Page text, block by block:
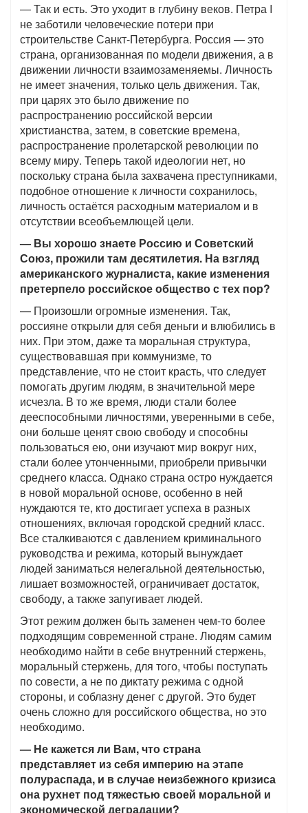
— Так и есть. Это уходит в глубину веков. Петра I
не заботили человеческие потери при
строительстве Санкт-Петербурга. Россия — это
страна, организованная по модели движения, а в
движении личности взаимозаменяемы. Личность
не имеет значения, только цель движения. Так,
при царях это было движение по
распространению российской версии
христианства, затем, в советские времена,
распространение пролетарской революции по
всему миру. Теперь такой идеологии нет, но
поскольку страна была захвачена преступниками,
подобное отношение к личности сохранилось,
личность остаётся расходным материалом и в
отсутствии всеобъемлющей цели.
— Вы хорошо знаете Россию и Советский
Союз, прожили там десятилетия. На взгляд
американского журналиста, какие изменения
претерпело российское общество с тех пор?
— Произошли огромные изменения. Так,
россияне открыли для себя деньги и влюбились в
них. При этом, даже та моральная структура,
существовавшая при коммунизме, то
представление, что не стоит красть, что следует
помогать другим людям, в значительной мере
исчезла. В то же время, люди стали более
дееспособными личностями, уверенными в себе,
они больше ценят свою свободу и способны
пользоваться ею, они изучают мир вокруг них,
стали более утонченными, приобрели привычки
среднего класса. Однако страна остро нуждается
в новой моральной основе, особенно в ней
нуждаются те, кто достигает успеха в разных
отношениях, включая городской средний класс.
Все сталкиваются с давлением криминального
руководства и режима, который вынуждает
людей заниматься нелегальной деятельностью,
лишает возможностей, ограничивает достаток,
свободу, а также запугивает людей.
Этот режим должен быть заменен чем-то более
подходящим современной стране. Людям самим
необходимо найти в себе внутренний стержень,
моральный стержень, для того, чтобы поступать
по совести, а не по диктату режима с одной
стороны, и соблазну денег с другой. Это будет
очень сложно для российского общества, но это
необходимо.
— Не кажется ли Вам, что страна
представляет из себя империю на этапе
полураспада, и в случае неизбежного кризиса
она рухнет под тяжестью своей моральной и
экономической деградации?